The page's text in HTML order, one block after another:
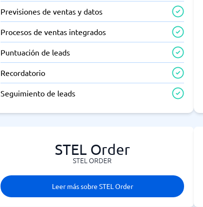
Previsiones de ventas y datos
Procesos de ventas integrados
Puntuación de leads
Recordatorio
Seguimiento de leads
STEL Order
STEL ORDER
Leer más sobre STEL Order